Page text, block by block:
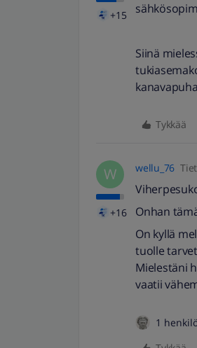
+15
Siinä
Tykkää
W
+16
wellu_76
Onhan
On kyllä
tuolle
Mielestäni
vaatii
1